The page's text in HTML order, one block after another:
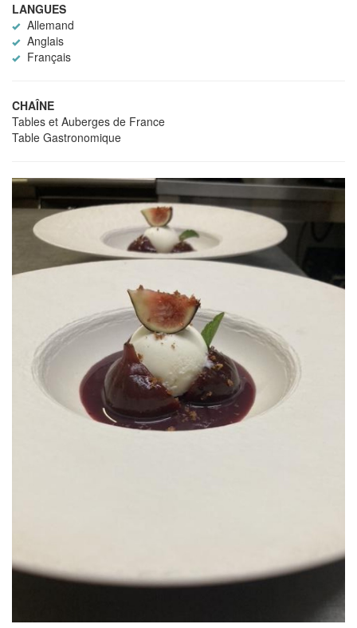
LANGUES
Allemand
Anglais
Français
CHAÎNE
Tables et Auberges de France
Table Gastronomique